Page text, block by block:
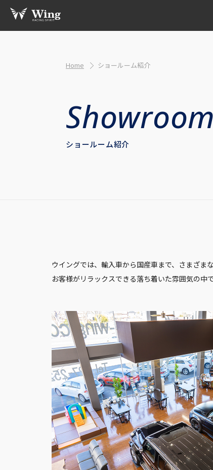
Home ショールーム紹介
ショールーム紹介
ウイングでは、輸入車から国産車まで、さまざま
お客様がリラックスできる落ち着いた雰囲気の中